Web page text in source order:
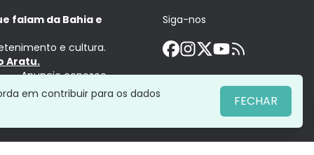
falam da Bahia e
e cultura.
Aratu.
Anuncie conosco
Siga-nos
em contribuir para os dados
FECHAR